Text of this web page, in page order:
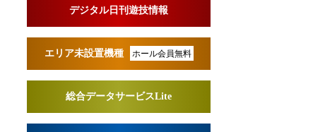
デジタル日刊遊技情報
エリア未設置機種 ホール会員無料
総合データサービスLite